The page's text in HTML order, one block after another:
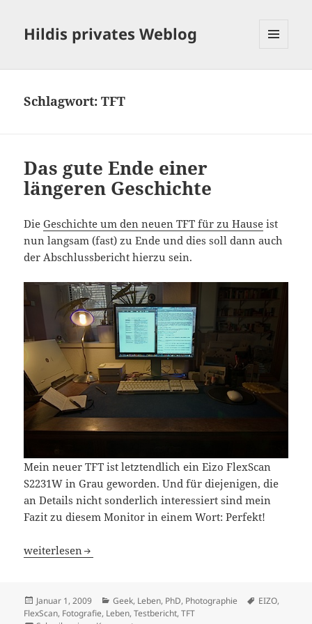
Hildis privates Weblog
Schlagwort:TFT
Das gute Ende einer
längeren Geschichte
DieGeschichte um den neuen TFT für zu Hause ist
nun langsam (fast) zu Ende und dies soll dann auch
der Abschlussbericht hierzu sein.
Mein neuer TFT ist letztendlich ein Eizo FlexScan
S2231W in Grau geworden. Und für diejenigen, die
an Details nicht sonderlich interessiert sind mein
Fazit zu diesem Monitor in einem Wort: Perfekt!
Das gute Ende einer längeren Geschichte
weiterlesen
Veröffentlicht
am
Januar 1, 2009 Kategorien
Geek, Leben, PhD, Photographie Schlagwörter
EIZO,
FlexScan, Fotografie, Leben,Testbericht,TFT